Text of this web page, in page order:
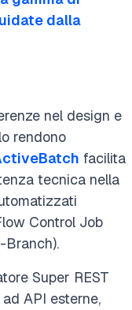
dalla
nel design e
rendono
facilita
tecnica nella
Control Job
Branch).
Super REST
API esterne,